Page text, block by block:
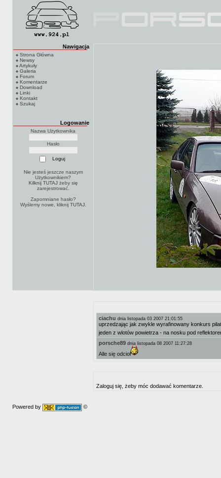
Nawigacja
Strona Główna
Newsy
Artykuły
Galeria
Forum
Komentarze
Download
Linki
Kontakt
Szukaj
Logowanie
Nazwa Użytkownika
Hasło
Nie jesteś jeszcze naszym
Użytkownikiem?
Kilknij TUTAJżeby się
zarejestrować.
Zapomniane hasło?
Wyślemy nowe, kliknij TUTAJ.
ciachu dnia listopada 03 2007 21:01:55
uprzedzając jak zwykle wyrafinowany konkurs
jeden z wlotów powietrza - na nosku pod
porsche89 dnia listopada 08 2007 11:27:28
Alle się odcioł
Zaloguj się, żeby móc dodawać komentarze.
Powered by ©